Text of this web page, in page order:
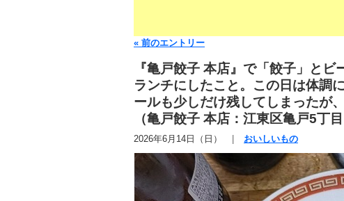
« 前のエントリー
『亀戸餃子 本店』で「餃子」と
ランチにしたこと。この日は体調
ールも少しだけ残してしまったが
（亀戸餃子 本店：江東区亀戸5丁目
2026年6月14日（日） おいしいもの